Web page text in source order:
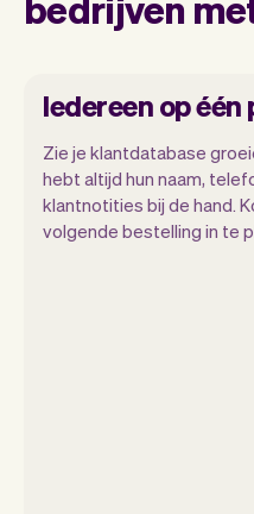
Iedereen op één
Zie je klantdatabase
hebt altijd hun naam,
klantnotities bij de hand.
volgende bestelling in te
Met Vev kun je je